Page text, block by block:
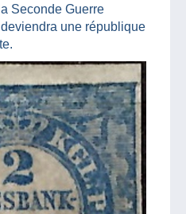
Seconde Guerre
une république